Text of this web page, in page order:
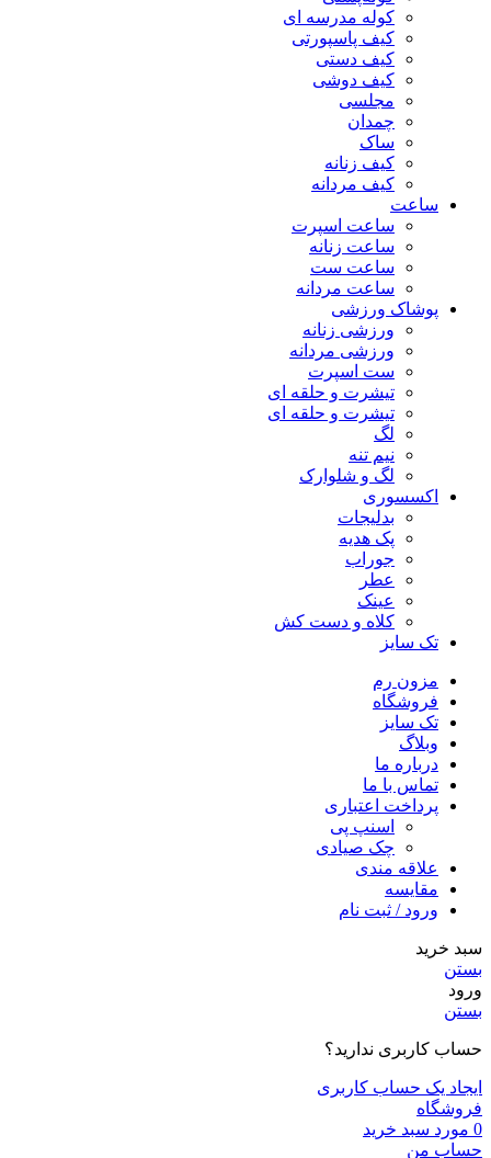
کوله مدرسه ای
کیف پاسپورتی
کیف دستی
کیف دوشی
مجلسی
چمدان
ساک
کیف زنانه
کیف مردانه
ساعت
ساعت اسپرت
ساعت زنانه
ساعت ست
ساعت مردانه
پوشاک ورزشی
ورزشی زنانه
ورزشی مردانه
ست اسپرت
تیشرت و حلقه ای
تیشرت و حلقه ای
لگ
نیم تنه
لگ و شلوارک
اکسسوری
بدلیجات
پک هدیه
جوراب
عطر
عینک
کلاه و دست کش
تک سایز
مزون رم
فروشگاه
تک سایز
وبلاگ
درباره ما
تماس با ما
پرداخت اعتباری
اسنپ پی
چک صیادی
علاقه مندی
مقايسه
ورود / ثبت نام
سبد خرید
بستن
ورود
بستن
حساب کاربری ندارید؟
ایجاد یک حساب کاربری
فروشگاه
0 مورد سبد خرید
حساب من